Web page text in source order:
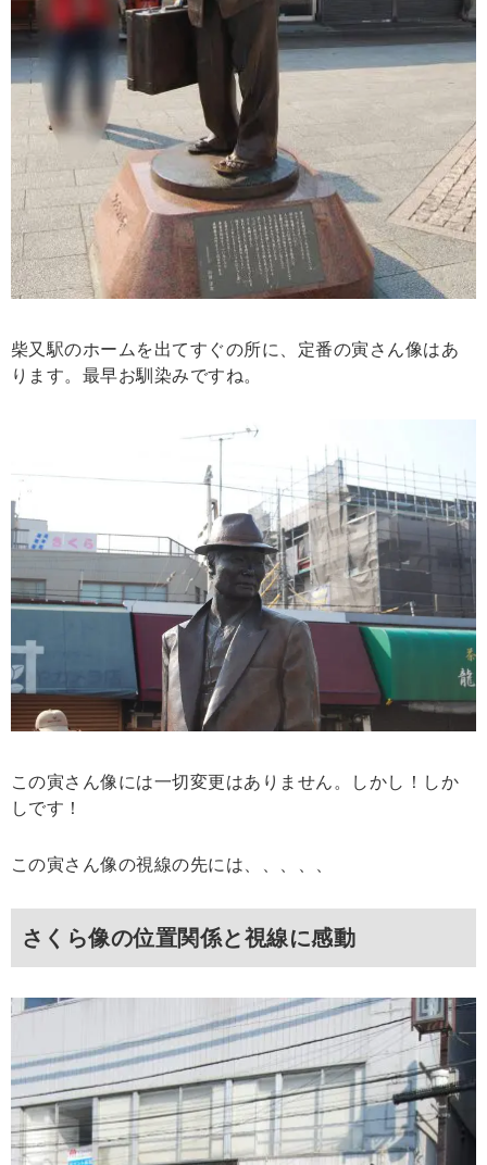
柴又駅のホームを出てすぐの所に、定番の寅さん像はあ
ります。最早お馴染みですね。
この寅さん像には一切変更はありません。しかし！しか
しです！
この寅さん像の視線の先には、、、、、
さくら像の位置関係と視線に感動